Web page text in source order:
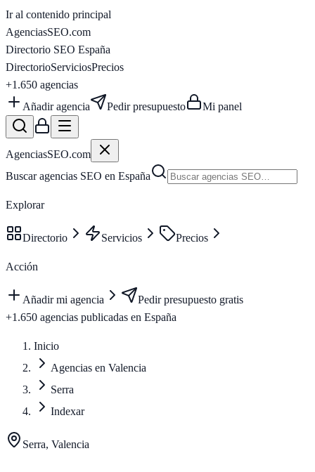
Ir al contenido principal
AgenciasSEO.com
Directorio SEO España
DirectorioServiciosPrecios
+1.650 agencias
Añadir agencia
Pedir presupuesto Mi panel
AgenciasSEO.com
Buscar agencias SEO en España
Explorar
Directorio Servicios Precios
Acción
Añadir mi agencia
Pedir presupuesto gratis
+1.650 agencias publicadas en España
Inicio
Agencias en Valencia
Serra
Indexar
Serra, Valencia